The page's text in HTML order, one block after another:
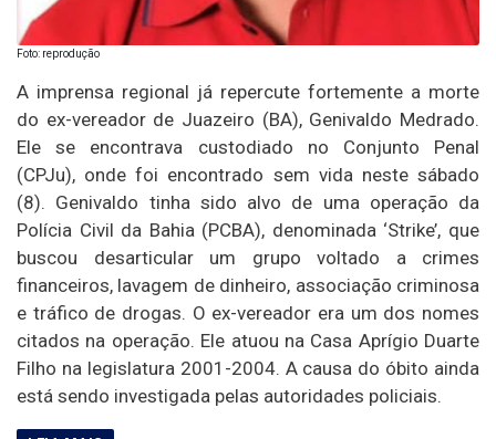
Foto: reprodução
A imprensa regional já repercute fortemente a morte
do ex-vereador de Juazeiro (BA), Genivaldo Medrado.
Ele se encontrava custodiado no Conjunto Penal
(CPJu), onde foi encontrado sem vida neste sábado
(8). Genivaldo tinha sido alvo de uma operação da
Polícia Civil da Bahia (PCBA), denominada ‘Strike’, que
buscou desarticular um grupo voltado a crimes
financeiros, lavagem de dinheiro, associação criminosa
e tráfico de drogas. O ex-vereador era um dos nomes
citados na operação. Ele atuou na Casa Aprígio Duarte
Filho na legislatura 2001-2004. A causa do óbito ainda
está sendo investigada pelas autoridades policiais.